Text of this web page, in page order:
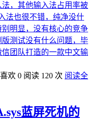
，其他输入法占用率被
法也很不错，纯净没什
明显，没有核心的竞争
测试没有什么问题，毕
团队打造的一款中文输
喜欢 0 阅读 120 次 阅读全
蓝屏死机的